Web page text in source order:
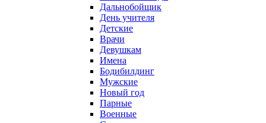
Дальнобойщик
День учителя
Детские
Врачи
Девушкам
Имена
Бодибилдинг
Мужские
Новый год
Парные
Военные